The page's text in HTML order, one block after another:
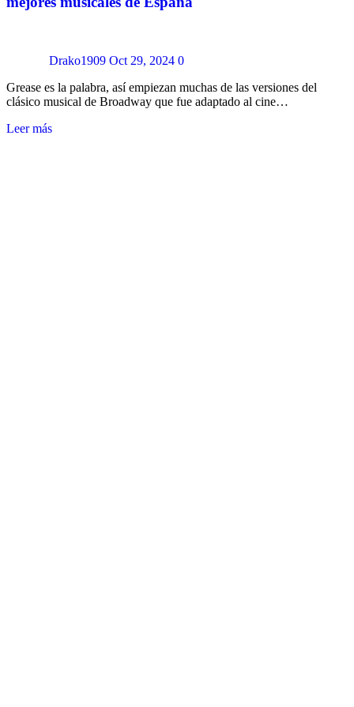
Drako1909 Oct 29, 2024 0
Grease es la palabra, así empiezan muchas de las versiones del
clásico musical de Broadway que fue adaptado al cine…
Leer más